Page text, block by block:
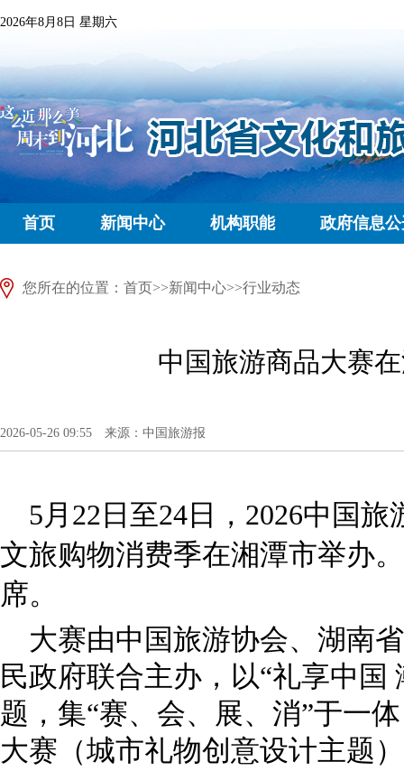
2026年8月8日 星期六
首页 新闻中心 机构职能 政府信息
您所在的位置： 首页>>新闻中心>>行业动态
中国旅游商品大赛
2026-05-26 09:55 来源：中国旅游报
5月22日至24日，2026中国
文旅购物消费季在湘潭市举办
席。
大赛由中国旅游协会、湖南
民政府联合主办，以“礼享中国
题，集“赛、会、展、消”于一
大赛（城市礼物创意设计主题